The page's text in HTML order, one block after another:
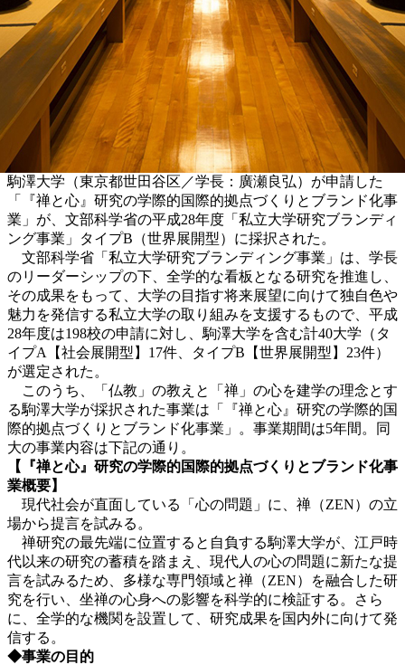
駒澤大学（東京都世田谷区／学長：廣瀬良弘）が申請した
「『禅と心』研究の学際的国際的拠点づくりとブランド化事
業」が、文部科学省の平成28年度「私立大学研究ブランディ
ング事業」タイプB（世界展開型）に採択された。
文部科学省「私立大学研究ブランディング事業」は、学長
のリーダーシップの下、全学的な看板となる研究を推進し、
その成果をもって、大学の目指す将来展望に向けて独自色や
魅力を発信する私立大学の取り組みを支援するもので、平成
28年度は198校の申請に対し、駒澤大学を含む計40大学（タ
イプA【社会展開型】17件、タイプB【世界展開型】23件）
が選定された。
このうち、「仏教」の教えと「禅」の心を建学の理念とす
る駒澤大学が採択された事業は「『禅と心』研究の学際的国
際的拠点づくりとブランド化事業」。事業期間は5年間。同
大の事業内容は下記の通り。
【『禅と心』研究の学際的国際的拠点づくりとブランド化事
業概要】
現代社会が直面している「心の問題」に、禅（ZEN）の立
場から提言を試みる。
禅研究の最先端に位置すると自負する駒澤大学が、江戸時
代以来の研究の蓄積を踏まえ、現代人の心の問題に新たな提
言を試みるため、多様な専門領域と禅（ZEN）を融合した研
究を行い、坐禅の心身への影響を科学的に検証する。さら
に、全学的な機関を設置して、研究成果を国内外に向けて発
信する。
◆事業の目的